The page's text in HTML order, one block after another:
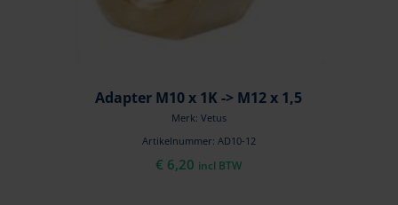
Adapter M10 x 1K -> M12 x 1,5
Merk: Vetus
Artikelnummer: AD10-12
€ 6,20 incl BTW